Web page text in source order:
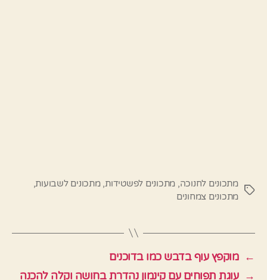
תגיות
מתכונים לחנוכה, מתכונים לפשטידות,מתכונים לשבועות,
מתכונים צמחונים
← מוקפץ עוף בדבש כמו בדוכנים
→ עוגת תפוחים עם קינמון נהדרת בחושה וקלה להכנה